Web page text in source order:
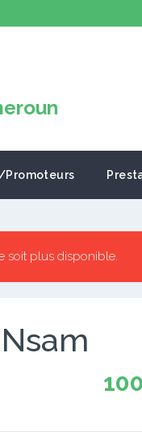
Promoteurs
soit plus disponible.